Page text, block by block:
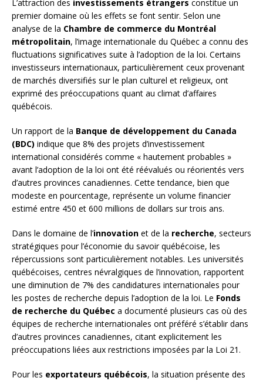
L’attraction des investissements étrangers constitue un
premier domaine où les effets se font sentir. Selon une
analyse de la Chambre de commerce du Montréal
métropolitain, l’image internationale du Québec a connu des
fluctuations significatives suite à l’adoption de la loi. Certains
investisseurs internationaux, particulièrement ceux provenant
de marchés diversifiés sur le plan culturel et religieux, ont
exprimé des préoccupations quant au climat d’affaires
québécois.
Un rapport de la Banque de développement du Canada
(BDC) indique que 8% des projets d’investissement
international considérés comme « hautement probables »
avant l’adoption de la loi ont été réévalués ou réorientés vers
d’autres provinces canadiennes. Cette tendance, bien que
modeste en pourcentage, représente un volume financier
estimé entre 450 et 600 millions de dollars sur trois ans.
Dans le domaine de l’innovation et de la recherche, secteurs
stratégiques pour l’économie du savoir québécoise, les
répercussions sont particulièrement notables. Les universités
québécoises, centres névralgiques de l’innovation, rapportent
une diminution de 7% des candidatures internationales pour
les postes de recherche depuis l’adoption de la loi. Le Fonds
de recherche du Québec a documenté plusieurs cas où des
équipes de recherche internationales ont préféré s’établir dans
d’autres provinces canadiennes, citant explicitement les
préoccupations liées aux restrictions imposées par la Loi 21.
Pour les exportateurs québécois, la situation présente des